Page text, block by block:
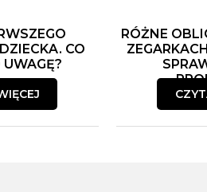
CO
RÓŻNE